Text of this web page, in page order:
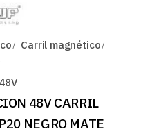
Carril magnético
48V CARRIL
NEGRO MATE